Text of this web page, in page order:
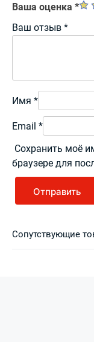
Ваша оценка *
Ваш отзыв *
Имя *
Email *
Сохранить моё
браузере для
Сопутствующие